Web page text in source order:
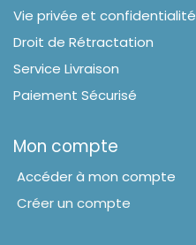
Vie privée et confidentialité
Droit de Rétractation
Service Livraison
Paiement Sécurisé
Mon compte
Accéder à mon compte
Créer un compte